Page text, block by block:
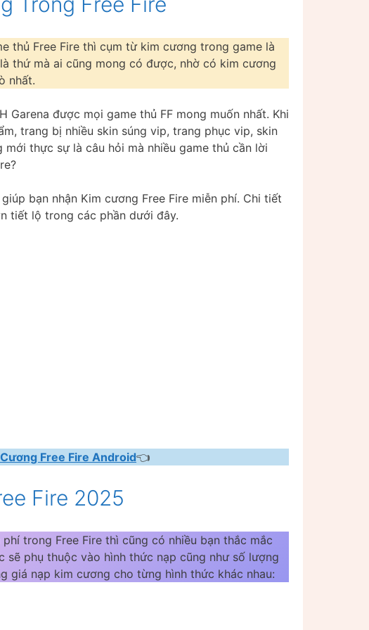
thủ Free Fire thì cụm từ kim cương trong game là
thứ mà ai cũng mong có được, nhờ có kim cương
nhất.
được mọi game thủ FF mong muốn nhất. Khi
trang bị nhiều skin súng vip, trang phục vip, skin
thực sự là câu hỏi mà nhiều game thủ cần lời
bạn nhận Kim cương Free Fire miễn phí. Chi tiết
tiết lộ trong các phần dưới đây.
Free Fire Android👈
Fire 2025
trong Free Fire thì cũng có nhiều bạn thắc mắc
sẽ phụ thuộc vào hình thức nạp cũng như số lượng
giá nạp kim cương cho từng hình thức khác nhau: